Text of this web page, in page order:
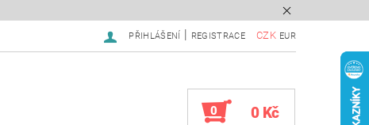
CZK EUR
PŘIHLÁŠENÍ REGISTRACE
0 0 Kč